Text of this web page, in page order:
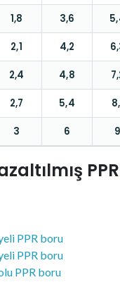
1,8 3,6
2,1 4,2
2,4 4,8
2,7 5,4
3 6 9
PPR
PPR boru
PPR boru
PPR boru